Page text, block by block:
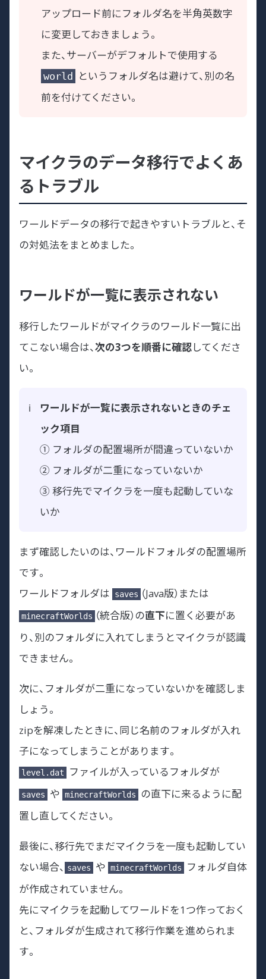
アップロード前にフォルダ名を半角英数字
に変更しておきましょう。
また、サーバーがデフォルトで使用する
world
というフォルダ名は避けて、別の名
前を付けてください。
マイクラのデータ移行でよくあ
るトラブル
ワールドデータの移行で起きやすいトラブルと、そ
の対処法をまとめました。
ワールドが一覧に表示されない
移行したワールドがマイクラのワールド一覧に出
てこない場合は、次の3つを順番に確認してくださ
い。
ワールドが一覧に表示されないときのチェ
ック項目
① フォルダの配置場所が間違っていないか
② フォルダが二重になっていないか
③ 移行先でマイクラを一度も起動していな
いか
まず確認したいのは、ワールドフォルダの配置場所
です。
ワールドフォルダは
saves （Java版）または
minecraftWorlds （統合版）の直下に置く必要があ
り、別のフォルダに入れてしまうとマイクラが認識
できません。
次に、フォルダが二重になっていないかを確認しま
しょう。
zipを解凍したときに、同じ名前のフォルダが入れ
子になってしまうことがあります。
level.dat ファイルが入っているフォルダが
saves や minecraftWorlds
の直下に来るように配
置し直してください。
最後に、移行先でまだマイクラを一度も起動してい
ない場合、 saves や minecraftWorlds
フォルダ自体
が作成されていません。
先にマイクラを起動してワールドを1つ作っておく
と、フォルダが生成されて移行作業を進められま
す。